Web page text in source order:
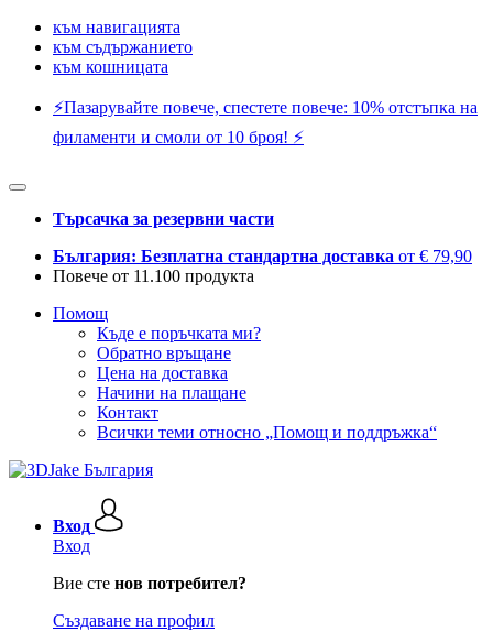
към навигацията
към съдържанието
към кошницата
⚡️Пазарувайте повече, спестете повече: 10% отстъпка на
филаменти и смоли от 10 броя! ⚡️
Търсачка за резервни части
България: Безплатна стандартна доставка от € 79,90
Повече от 11.100 продукта
Помощ
Къде е поръчката ми?
Обратно връщане
Цена на доставка
Начини на плащане
Контакт
Всички теми относно „Помощ и поддръжка“
Вход
Вход
Вие сте нов потребител?
Създаване на профил